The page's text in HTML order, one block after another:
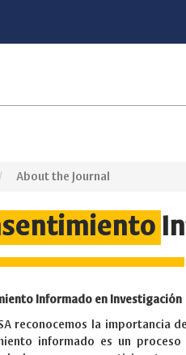
About the Journal
Informado en Investigación
reconocemos la importancia
informado es un